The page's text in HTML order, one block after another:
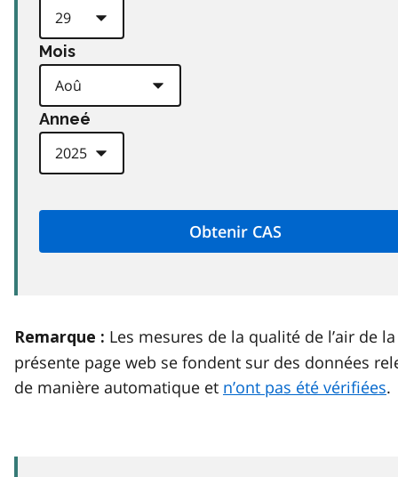
Mois
Anneé
Remarque : Les mesures de la qualité de l’air de la
présente page web se fondent sur des données
de manière automatique et n’ont pas été vérifiées.